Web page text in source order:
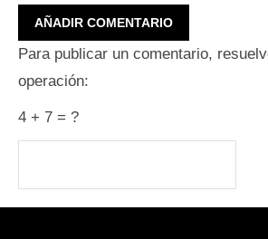
Para publicar un comentario,
operación:
4 + 7 = ?